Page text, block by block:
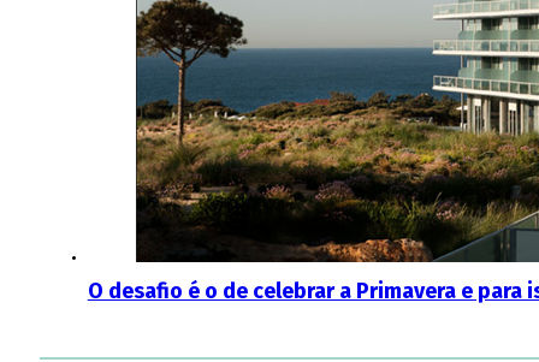
O desafio é o de celebrar a Primavera e